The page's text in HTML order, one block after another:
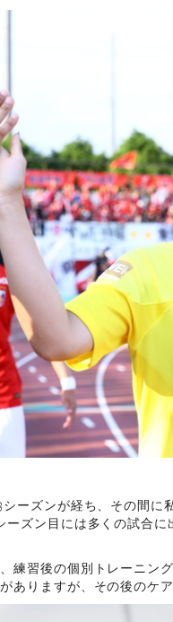
ーズンが経ち、その間に
ズン目には多くの試合
練習後の個別トレーニン
ありますが、その後のケ